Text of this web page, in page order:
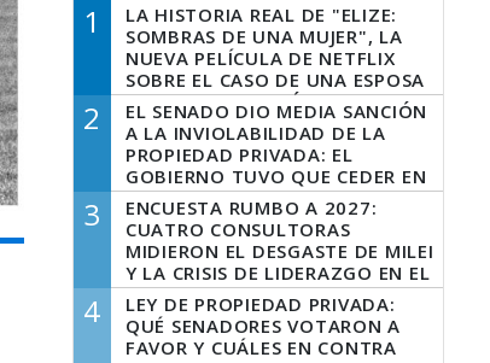
1
LA HISTORIA REAL DE "ELIZE:
SOMBRAS DE UNA MUJER", LA
NUEVA PELÍCULA DE NETFLIX
SOBRE EL CASO DE UNA ESPOSA
QUE DESCUARTIZÓ A SU
MARIDO
2
EL SENADO DIO MEDIA SANCIÓN
A LA INVIOLABILIDAD DE LA
PROPIEDAD PRIVADA: EL
GOBIERNO TUVO QUE CEDER EN
LA LEY DEL MANEJO DEL FUEGO
3
ENCUESTA RUMBO A 2027:
CUATRO CONSULTORAS
MIDIERON EL DESGASTE DE MILEI
Y LA CRISIS DE LIDERAZGO EN EL
PERONISMO
4
LEY DE PROPIEDAD PRIVADA:
QUÉ SENADORES VOTARON A
FAVOR Y CUÁLES EN CONTRA